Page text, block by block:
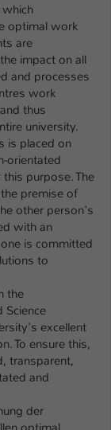
optimal work
are
impact on all
and processes
work
thus
university.
is placed on
orientated
purpose. The
premise of
other person's
with an
is committed
to
the
excellent
To ensure this,
transparent,
and
der